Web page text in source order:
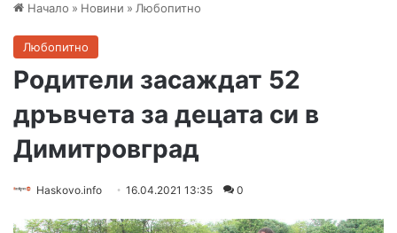
Начало » Новини » Любопитно
Любопитно
Родители засаждат 52
дръвчета за децата си в
Димитровград
Haskovo.info 16.04.2021 13:35 0